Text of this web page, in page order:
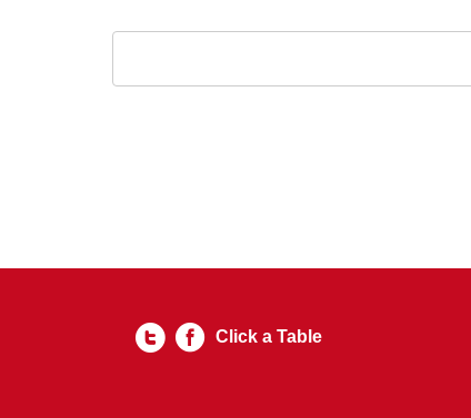
Click a Table